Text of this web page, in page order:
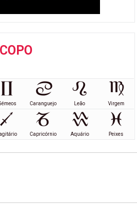
Caranguejo Leão Virgem
Capricórnio Aquário Peixes